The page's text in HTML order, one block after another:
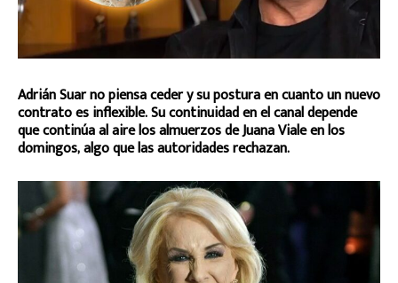
Adrián Suar no piensa ceder y su postura en cuanto un nuevo
contrato es inflexible. Su continuidad en el canal depende
que continúa al aire los almuerzos de Juana Viale en los
domingos, algo que las autoridades rechazan.